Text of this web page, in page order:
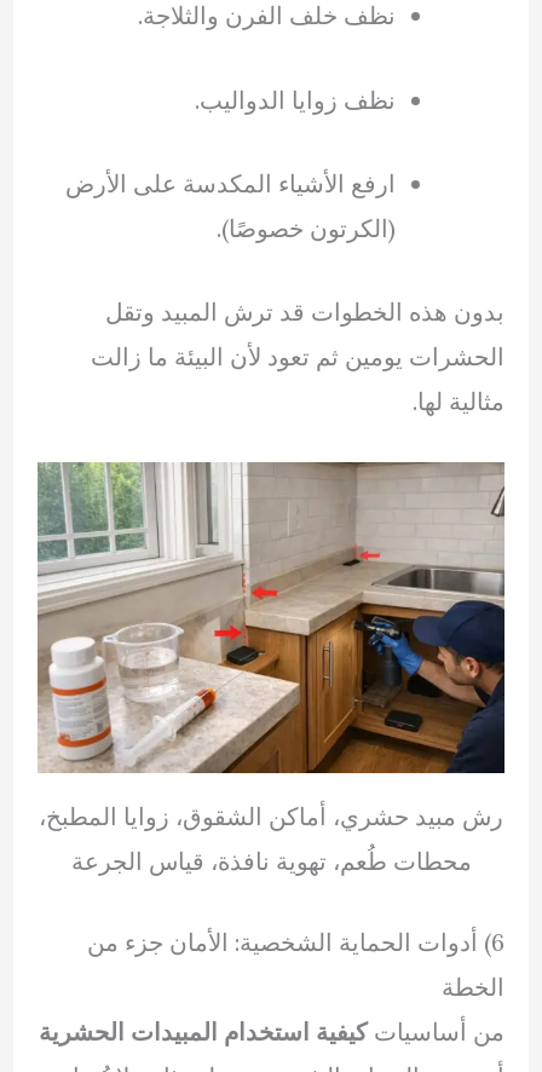
نظف خلف الفرن والثلاجة.
نظف زوايا الدواليب.
ارفع الأشياء المكدسة على الأرض
(الكرتون خصوصًا).
بدون هذه الخطوات قد ترش المبيد وتقل
الحشرات يومين ثم تعود لأن البيئة ما زالت
مثالية لها.
رش مبيد حشري، أماكن الشقوق، زوايا المطبخ،
محطات طُعم، تهوية نافذة، قياس الجرعة
6) أدوات الحماية الشخصية: الأمان جزء من
الخطة
من أساسياتكيفية استخدام المبيدات الحشرية